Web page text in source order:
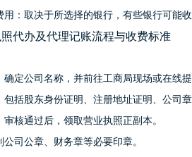
用：取决于所选择的银行，有些银行可能
代办及代理记账流程与收费标准
确定公司名称，并前往工商局现场或在线
包括股东身份证明、注册地址证明、公司
审核通过后，领取营业执照正副本。
公司公章、财务章等必要印章。